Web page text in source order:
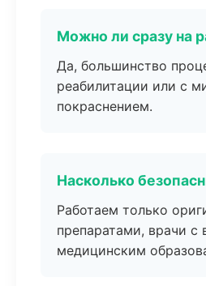
Можно ли сразу на
Да, большинство
реабилитации или с
покраснением.
Насколько
Работаем только
препаратами, врачи
медицинским